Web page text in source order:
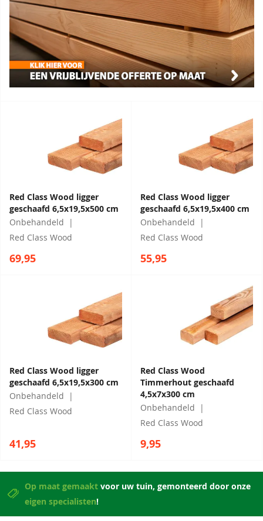
Red Class Wood ligger
geschaafd 6,5x19,5x500 cm
Onbehandeld
Red Class Wood
69,95
Red Class Wood ligger
geschaafd 6,5x19,5x400 cm
Onbehandeld
Red Class Wood
55,95
Red Class Wood ligger
geschaafd 6,5x19,5x300 cm
Onbehandeld
Red Class Wood
41,95
Red Class Wood
Timmerhout geschaafd
4,5x7x300 cm
Onbehandeld
Red Class Wood
9,95
Op maat gemaaktvoor uw tuin, gemonteerd door onze
eigen specialisten!